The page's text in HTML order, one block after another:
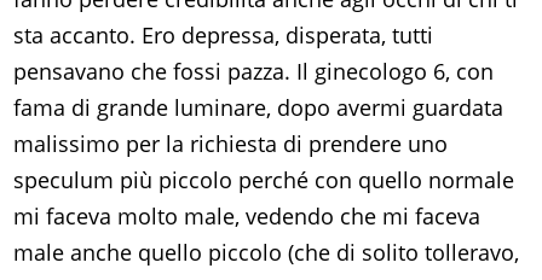
sta accanto. Ero depressa, disperata, tutti
pensavano che fossi pazza. Il ginecologo 6, con
fama di grande luminare, dopo avermi guardata
malissimo per la richiesta di prendere uno
speculum più piccolo perché con quello normale
mi faceva molto male, vedendo che mi faceva
male anche quello piccolo (che di solito tolleravo,